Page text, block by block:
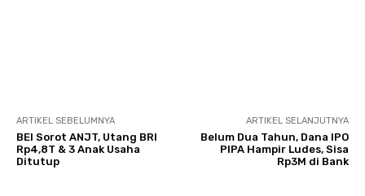
ARTIKEL SEBELUMNYA
BEI Sorot ANJT, Utang BRI
Rp4,8T & 3 Anak Usaha
Ditutup
ARTIKEL SELANJUTNYA
Belum Dua Tahun, Dana IPO
PIPA Hampir Ludes, Sisa
Rp3M di Bank